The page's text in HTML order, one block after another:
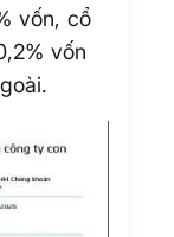
vốn, cổ
vốn